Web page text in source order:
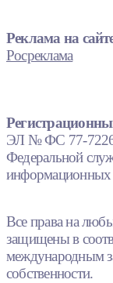
Реклама на
Росреклама
ЭЛ № ФС 77-
Федеральной
информационных
Все права на
защищены в
международным
собственности.